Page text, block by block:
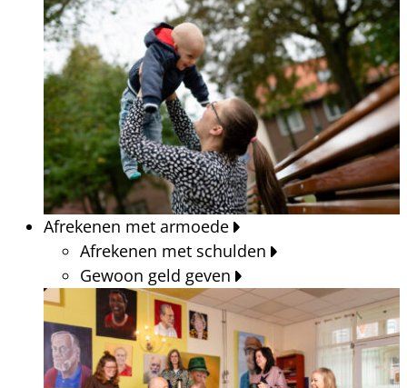
Afrekenen met armoede
Afrekenen met schulden
Gewoon geld geven